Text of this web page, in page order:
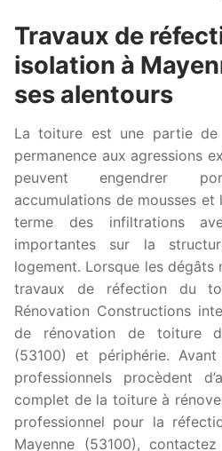
Travaux de
isolation à
ses alentours
La toiture est une partie de
permanence aux agressions
peuvent engendrer
accumulations de mousses
terme des infiltrations
importantes sur la
logement. Lorsque les dégâts
travaux de réfection du
Rénovation Constructions
de rénovation de toiture
(53100) et périphérie.
professionnels procèdent
complet de la toiture à
professionnel pour la
Mayenne (53100), contactez